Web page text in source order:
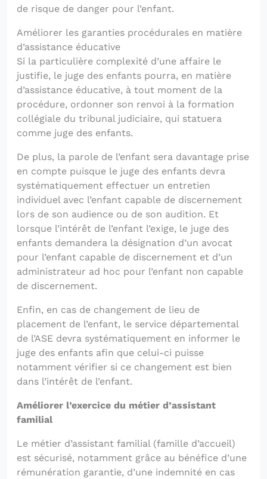
de risque de danger pour l’enfant.
Améliorer les garanties procédurales en matière
d’assistance éducative
Si la particulière complexité d’une affaire le
justifie, le juge des enfants pourra, en matière
d’assistance éducative, à tout moment de la
procédure, ordonner son renvoi à la formation
collégiale du tribunal judiciaire, qui statuera
comme juge des enfants.
De plus, la parole de l’enfant sera davantage prise
en compte puisque le juge des enfants devra
systématiquement effectuer un entretien
individuel avec l’enfant capable de discernement
lors de son audience ou de son audition. Et
lorsque l’intérêt de l’enfant l’exige, le juge des
enfants demandera la désignation d’un avocat
pour l’enfant capable de discernement et d’un
administrateur ad hoc pour l’enfant non capable
de discernement.
Enfin, en cas de changement de lieu de
placement de l’enfant, le service départemental
de l’ASE devra systématiquement en informer le
juge des enfants afin que celui-ci puisse
notamment vérifier si ce changement est bien
dans l’intérêt de l’enfant.
Améliorer l’exercice du métier d’assistant
familial
Le métier d’assistant familial (famille d’accueil)
est sécurisé, notamment grâce au bénéfice d’une
rémunération garantie, d’une indemnité en cas